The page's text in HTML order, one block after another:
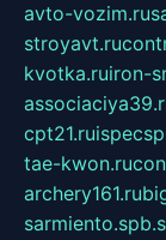
avto-vozim.ru
stroyavt.ru
kvotka.ruiron-
cpt21.ru
tae-kwon.ru
archery161.ru